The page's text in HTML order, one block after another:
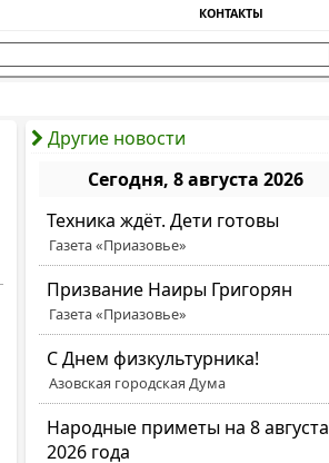
КОНТАКТЫ
Другие новости
Сегодня, 8 августа 2026
Техника ждёт. Дети готовы
Газета «Приазовье»
Призвание Наиры Григорян
Газета «Приазовье»
C Днем физкультурника!
Азовская городская Дума
Народные приметы на 8 августа
2026 года